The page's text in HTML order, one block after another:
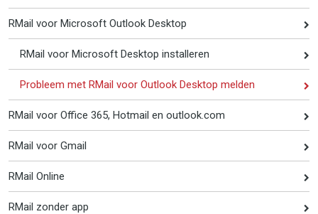
RMail voor Microsoft Outlook Desktop
RMail voor Microsoft Desktop installeren
Probleem met RMail voor Outlook Desktop melden
RMail voor Office 365, Hotmail en outlook.com
RMail voor Gmail
RMail Online
RMail zonder app